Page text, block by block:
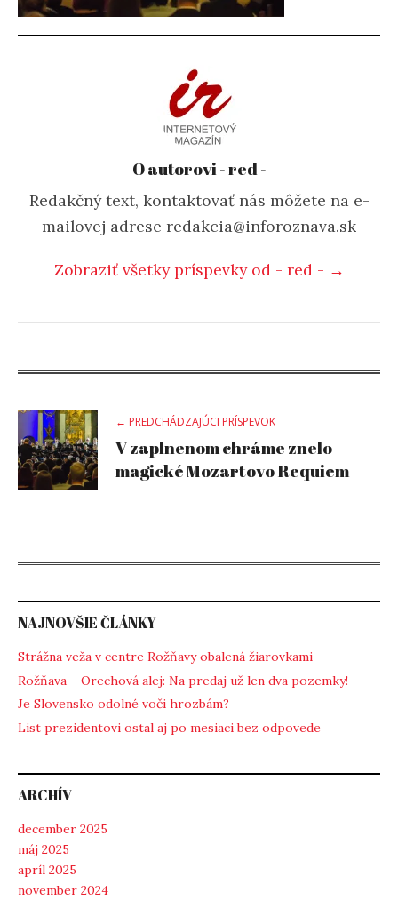
O autorovi - red -
Redakčný text, kontaktovať nás môžete na e-
mailovej adrese redakcia@inforoznava.sk
Zobraziť všetky príspevky od - red - →
Post
navigation
← PREDCHÁDZAJÚCI PRÍSPEVOK
V zaplnenom chráme znelo
magické Mozartovo Requiem
NAJNOVŠIE ČLÁNKY
Strážna veža v centre Rožňavy obalená žiarovkami
Rožňava – Orechová alej: Na predaj už len dva pozemky!
Je Slovensko odolné voči hrozbám?
List prezidentovi ostal aj po mesiaci bez odpovede
ARCHÍV
december 2025
máj 2025
apríl 2025
november 2024